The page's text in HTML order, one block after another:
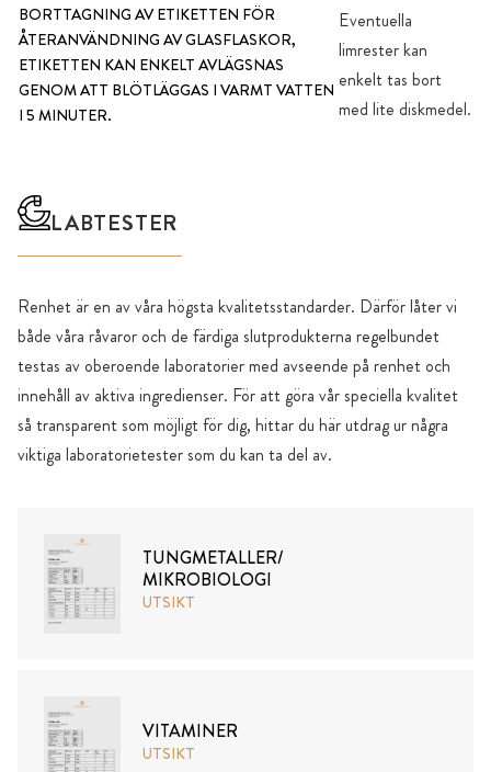
BORTTAGNING AV ETIKETTEN FÖR
ÅTERANVÄNDNING AV GLASFLASKOR,
ETIKETTEN KAN ENKELT AVLÄGSNAS
GENOM ATT BLÖTLÄGGAS I VARMT VATTEN
I 5 MINUTER.
Eventuella
limrester kan
enkelt tas bort
med lite diskmedel.
LABTESTER
Renhet är en av våra högsta kvalitetsstandarder. Därför låter vi
både våra råvaror och de färdiga slutprodukterna regelbundet
testas av oberoende laboratorier med avseende på renhet och
innehåll av aktiva ingredienser. För att göra vår speciella kvalitet
så transparent som möjligt för dig, hittar du här utdrag ur några
viktiga laboratorietester som du kan ta del av.
TUNGMETALLER/
MIKROBIOLOGI
UTSIKT
VITAMINER
UTSIKT